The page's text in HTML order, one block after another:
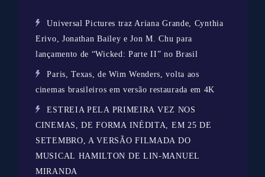
Universal Pictures traz Ariana Grande, Cynthia
Erivo, Jonathan Bailey e Jon M. Chu para
lançamento de “Wicked: Parte II” no Brasil
Paris, Texas, de Wim Wenders, volta aos
cinemas brasileiros em versão restaurada em 4K
ESTREIA PELA PRIMEIRA VEZ NOS
CINEMAS, DE FORMA INÉDITA, EM 25 DE
SETEMBRO, A VERSÃO FILMADA DO
MUSICAL HAMILTON DE LIN-MANUEL
MIRANDA